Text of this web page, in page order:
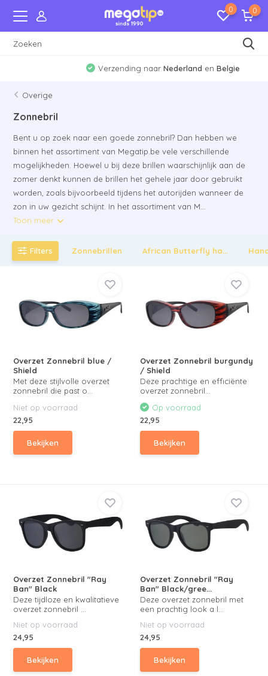
0 0
Verzending naarNederlandenBelgie
Overige
Zonnebril
Bent u op zoek naar een goede zonnebril? Dan hebben we
binnen het assortiment van Megatip.be vele verschillende
mogelijkheden. Hoewel u bij deze brillen waarschijnlijk aan de
zomer denkt kunnen de brillen het gehele jaar door gebruikt
worden, zoals bijvoorbeeld tijdens het autorijden wanneer de
zon in uw gezicht schijnt. In het assortiment van M...
Toon meer
Filters Zonnebrillen African Butterfly ha...
Overzet Zonnebril blue /
Shield
Met deze stijlvolle overzet
zonnebril die past o...
Niet op voorraad
22,95
Bekijken
Overzet Zonnebril burgundy
/ Shield
Deze prachtige en efficiënte
overzet zonnebril...
Op voorraad
22,95
Bekijken
Overzet Zonnebril "Ray
Ban" Black
Deze tijdloze en kwalitatieve
overzet zonnebril ...
Niet op voorraad
24,95
Bekijken
Overzet Zonnebril "Ray
Ban" Black/gree...
Deze overzet zonnebril met
een prachtig look a l...
Niet op voorraad
24,95
Bekijken